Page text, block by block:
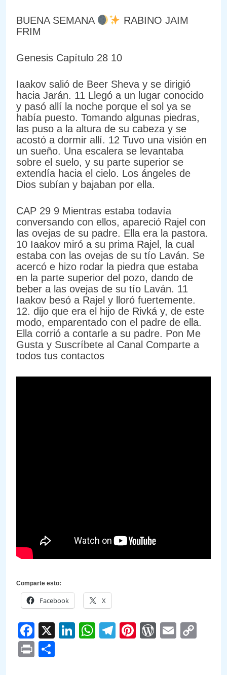
BUENA SEMANA
RABINO JAIM
FRIM
Genesis Capítulo 28 10
Iaakov salió de Beer Sheva y se dirigió
hacia Jarán. 11 Llegó a un lugar conocido
y pasó allí la noche porque el sol ya se
había puesto. Tomando algunas piedras,
las puso a la altura de su cabeza y se
acostó a dormir allí. 12 Tuvo una visión en
un sueño. Una escalera se levantaba
sobre el suelo, y su parte superior se
extendía hacia el cielo. Los ángeles de
Dios subían y bajaban por ella.
CAP 29 9 Mientras estaba todavía
conversando con ellos, apareció Rajel con
las ovejas de su padre. Ella era la pastora.
10 Iaakov miró a su prima Rajel, la cual
estaba con las ovejas de su tío Laván. Se
acercó e hizo rodar la piedra que estaba
en la parte superior del pozo, dando de
beber a las ovejas de su tío Laván. 11
Iaakov besó a Rajel y lloró fuertemente.
12. dijo que era el hijo de Rivká y, de este
modo, emparentado con el padre de ella.
Ella corrió a contarle a su padre. Pon Me
Gusta y Suscríbete al Canal Comparte a
todos tus contactos
Comparte esto:
Facebook X
Facebook
X LinkedIn
WhatsApp
Telegram
PinterestEmail
Print